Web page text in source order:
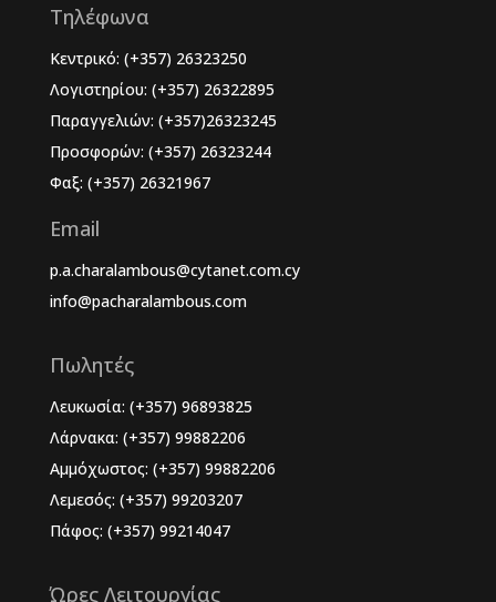
Τηλέφωνα
Κεντρικό: (+357) 26323250
Λογιστηρίου: (+357) 26322895
Παραγγελιών: (+357)26323245
Προσφορών: (+357) 26323244
Φαξ: (+357) 26321967
Email
p.a.charalambous@cytanet.com.cy
info@pacharalambous.com
Πωλητές
Λευκωσία: (+357) 96893825
Λάρνακα: (+357) 99882206
Αμμόχωστος: (+357) 99882206
Λεμεσός: (+357) 99203207
Πάφος: (+357) 99214047
Ώρες Λειτουργίας